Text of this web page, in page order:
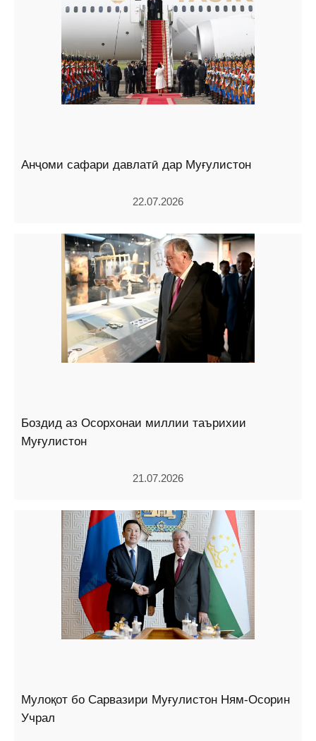
Анҷоми сафари давлатӣ дар Муғулистон
22.07.2026
Боздид аз Осорхонаи миллии таърихии
Муғулистон
21.07.2026
Мулоқот бо Сарвазири Муғулистон Ням-Осорин
Учрал